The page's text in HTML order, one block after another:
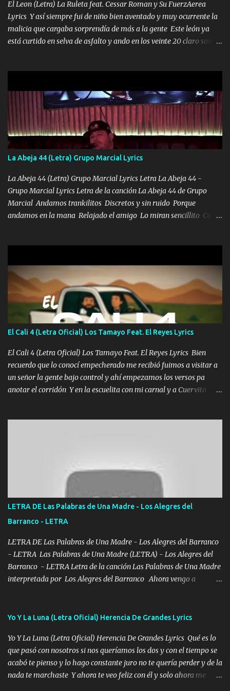
El Leon (Letra) La Ruleta feat. Cessar Roman y Su FuerzAerea
Lyrics Y así siempre fui de niño bien aventado y muy ocurrente la
malicia que cargaba sorprendía de más a la gente Este león ya
está curtido en selva de asfalto y ando en los veinte 20 claro son
pa más pues hay charola les voy a dar hasta topar pues no hay de
otra Música Surcando bien mi camino voy por mi línea no veo a
los lados aquel que no corre vuela no se me duerm voy chicoteado
Ya pasé varias hazañas ya tienen rato que me agarran el colmillo
de este León los estatales no sé esperaron Al tiro esta la PrimiZa
también la nueve que cargo al lado doy la mano al que su amigo y
al traicionero damos pa abajo Y No me paran aquí hay pa más
pues hay charola les voy a dar hasta topar pues no hay de otra...
La Abeja 44 (Letra) Grupo Marcial Lyrics
La Abeja 44 (Letra) Grupo Marcial Lyrics Letra La Abeja 44 -
Grupo Marcial Lyrics Letra de la canción La Abeja 44 de Grupo
Marcial Andamos trankilitos Discretos y sin ruido Porque
andamos en la mana Relajado el amigo Lo miran sencillito Con
coronamos Se jala los marciales Y sus guitarras ya van sonando
Un gallardo me prendo Para agarrar el vuelo y la mente y
tranquilizando Tomense un buen trago Y así es como empezamos
los versos que voy cantando (Music) A vido alta y bajas La carreta
se atora Pero nunca le aflojamos Ya me han pasado cosas Y
aunque ustedes no sepan Pero la vida es muy corta Hay que
echarle chingazos Y seguir trabajando porque nada es...
El Cali 4 (Letra Oficial) Los Tamayo Feat. El Reyes Lyrics
El Cali 4 (Letra Oficial) Los Tamayo Feat. El Reyes Lyrics Bien
recuerdo que lo conocí empecherado me recibió fuimos a visitar a
un señor la gente bajo control y ahí empezamos los versos pa
anotar el corridón Y en la escuelita con mi carnal y a Cuervito
verde se le extraña pa que sepan Aquí Pura GENTE DE LA RANA 🐸
POR CLAVE ES EL CALI 4 EN LA CIUDAD TIJUANA Música Al
tirante andamos mi carnal atento a cualquier necesidad no porque
se ve limpio el camino nos confiamos al andar y nunca con la
misma piedra me vuelvo a tropezar Cuando ando de enamorado
en corto me tiró a per...
LETRA DE Las Palabras de Una Madre - Los Alegres del
Barranco - LETRA
LETRA DE Las Palabras de Una Madre - Los Alegres del Barranco
- LETRA Las Palabras de Una Madre (LETRA) - Los Alegres del
Barranco - LETRA Letra de la canción Las Palabras de Una Madre
interpretada por Los Alegres del Barranco Ahora vengo a
viento a su hijo y aunque ahora ya este con Dios el destino así lo
seguiré esperando hasta volvernos a vernos El recuerdo que yo
tengo de mi mente no se va, en mi corazón me llevo lo mismo que
tu papá, a veces me pongo triste porque no puedo mirarte, mas se
que tu me escuchas porque tu eres mi gran ángel, El desespero me
Yo Y La Luna (Letra Oficial) Herencia De Grandes Lyrics
Yo Y La Luna (Letra Oficial) Herencia De Grandes Lyrics Qué es lo
que pasó con nosotros si nos queríamos los dos y con el tiempo se
acabó te pienso y lo hago constante juro no te quería perder y de la
nada te marchaste Y ahora te veo feliz con él y solo ahora me